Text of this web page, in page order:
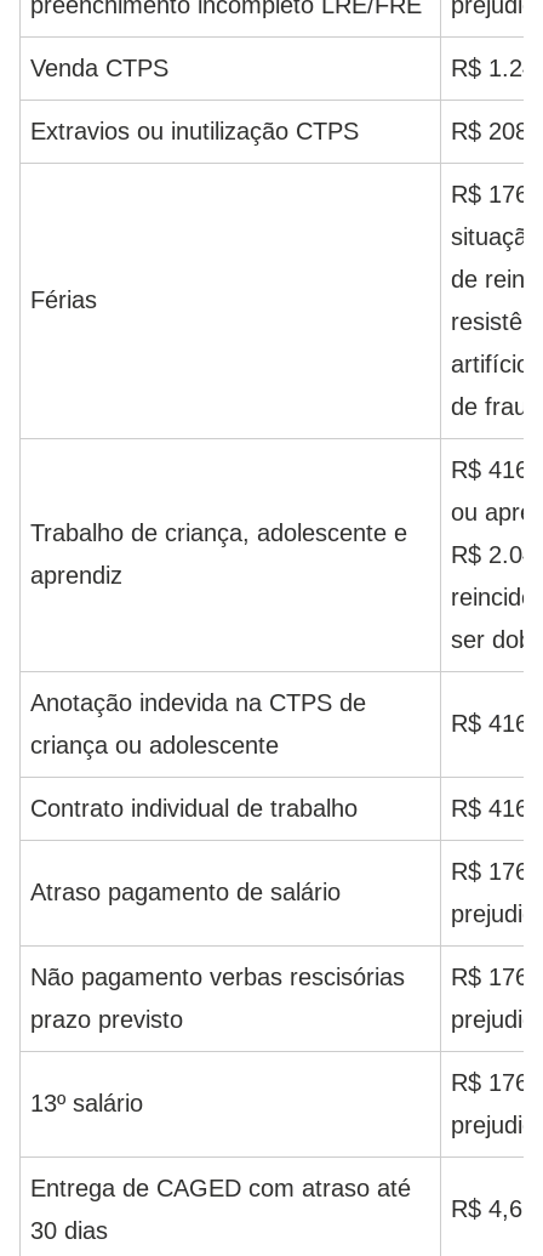
Venda CTPS R$
Extravios ou inutilização CTPS R$
Férias
R$
de
artifício
de
Trabalho de criança, adolescente e
aprendiz
R$
ou
R$
ser
Anotação indevida na CTPS de
criança ou adolescente
R$
Contrato individual de trabalho R$
Atraso pagamento de salário
R$
Não pagamento verbas rescisórias
prazo previsto
R$
13º salário
R$
Entrega de CAGED com atraso até
30 dias
R$